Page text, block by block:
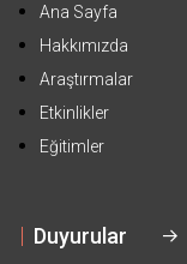
Ana Sayfa
Hakkımızda
Araştırmalar
Etkinlikler
Eğitimler
Duyurular